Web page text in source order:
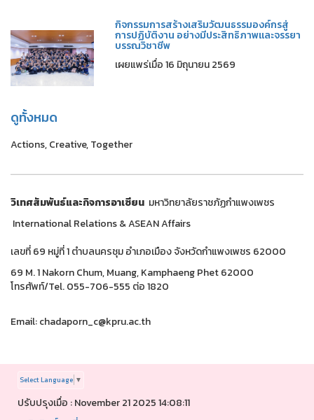
กิจกรรมการสร้างเสริมวัฒนธรรมองค์กรสู่
การปฏิบัติงาน อย่างมีประสิทธิภาพและจรรยา
บรรณวิชาชีพ
เผยแพร่เมื่อ 16 มิถุนายน 2569
ดูทั้งหมด
Actions, Creative, Together
วิเทศสัมพันธ์และกิจการอาเซียน มหาวิทยาลัยราชภัฏกำแพงเพชร
International Relations & ASEAN Affairs
เลขที่ 69 หมู่ที่ 1 ตำบลนครชุม อำเภอเมือง จังหวัดกำแพงเพชร 62000
69 M. 1 Nakorn Chum, Muang, Kamphaeng Phet 62000
โทรศัพท์/Tel. 055-706-555 ต่อ 1820
Email: chadaporn_c@kpru.ac.th
Select Language ▼
ปรับปรุงเมื่อ : November 21 2025 14:08:11